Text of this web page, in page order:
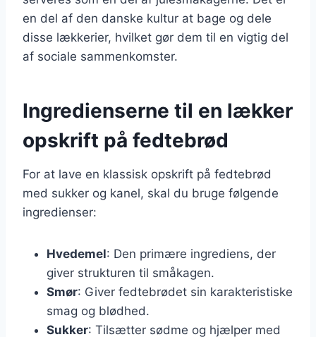
en del af den danske kultur at bage og dele
disse lækkerier, hvilket gør dem til en vigtig del
af sociale sammenkomster.
Ingredienserne til en lækker
opskrift på fedtebrød
For at lave en klassisk opskrift på fedtebrød
med sukker og kanel, skal du bruge følgende
ingredienser:
Hvedemel: Den primære ingrediens, der
giver strukturen til småkagen.
Smør: Giver fedtebrødet sin karakteristiske
smag og blødhed.
Sukker: Tilsætter sødme og hjælper med